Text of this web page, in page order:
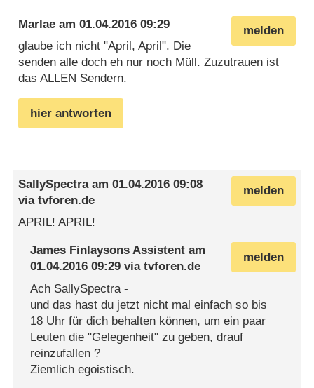
melden
Marlae am01.04.2016 09:29
glaube ich nicht "April, April". Die
senden alle doch eh nur noch Müll. Zuzutrauen ist
das ALLEN Sendern.
hier antworten
melden
SallySpectraam01.04.2016 09:08
viatvforen.de
APRIL! APRIL!
melden
James Finlaysons Assistent am
01.04.2016 09:29 viatvforen.de
Ach SallySpectra -
und das hast du jetzt nicht mal einfach so bis
18 Uhr für dich behalten können, um ein paar
Leuten die "Gelegenheit" zu geben, drauf
reinzufallen ?
Ziemlich egoistisch.